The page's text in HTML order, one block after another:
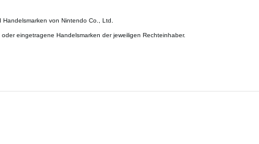
von Nintendo Co., Ltd.
eingetragene Handelsmarken der jeweiligen Rechteinhaber.